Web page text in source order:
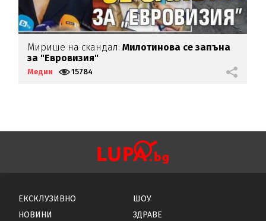
Мирише на скандал:Милотинова се запъна
за "Евровизия"
Медии 15784
ЕКСКЛУЗИВНО
НОВИНИ
ШОУ
ЗДРАВЕ